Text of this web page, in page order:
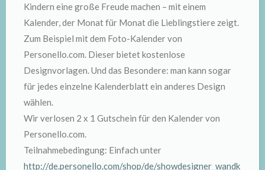
Kindern eine große Freude machen – mit einem
Kalender, der Monat für Monat die Lieblingstiere zeigt.
Zum Beispiel mit dem Foto-Kalender von
Personello.com. Dieser bietet kostenlose
Designvorlagen. Und das Besondere: man kann sogar
für jedes einzelne Kalenderblatt ein anderes Design
wählen.
Wir verlosen 2 x 1 Gutschein für den Kalender von
Personello.com.
Teilnahmebedingung: Einfach unter
http://de.personello.com/shop/de/showdesigner_wandk